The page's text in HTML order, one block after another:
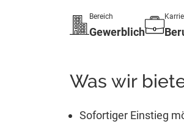
Bereich
Gewerblich
Was wir
Sofortiger Einstieg